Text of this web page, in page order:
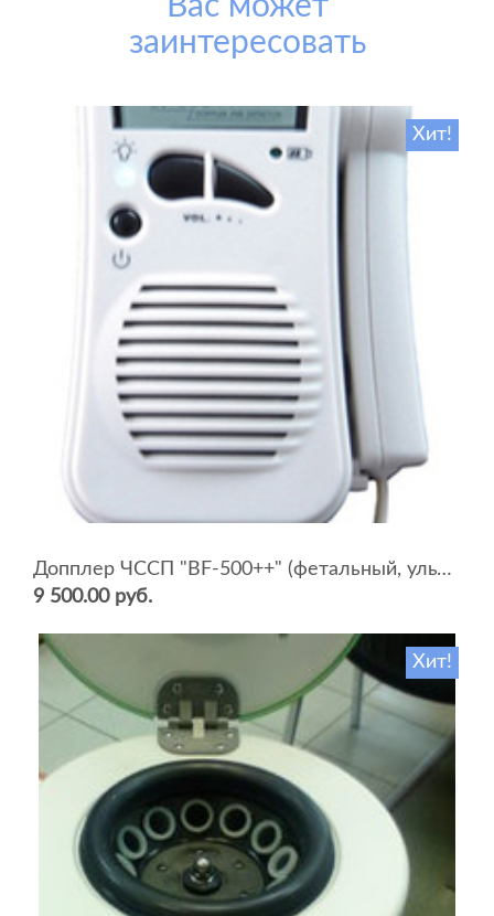
Вас может
заинтересовать
Хит!
Допплер ЧССП "BF-500++" (фетальный, ультразвуковой)
9 500.00 руб.
Хит!